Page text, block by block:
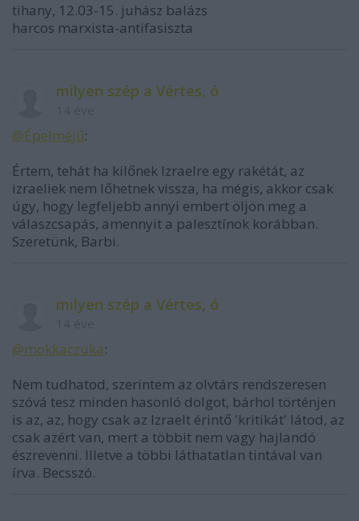
tihany, 12.03-15. juhász balázs
harcos marxista-antifasiszta
milyen szép a Vértes, ó
@Épelméjű:
Értem, tehát ha kilőnek Izraelre egy rakétát, az
izraeliek nem lőhetnek vissza, ha mégis, akkor csak
úgy, hogy legfeljebb annyi embert öljön meg a
válaszcsapás, amennyit a palesztínok korábban.
Szeretünk, Barbi.
milyen szép a Vértes, ó
@mokkaczuka:
Nem tudhatod, szerintem az olvtárs rendszeresen
szóvá tesz minden hasonló dolgot, bárhol történjen
is az, az, hogy csak az Izraelt érintő 'kritikát' látod, az
csak azért van, mert a többit nem vagy hajlandó
észrevenni. Illetve a többi láthatatlan tintával van
írva. Becsszó.